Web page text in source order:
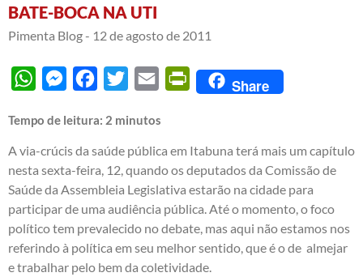
BATE-BOCA NA UTI
Pimenta Blog - 12 de agosto de 2011
WhatsAppMessengerFacebook
Twitter Email PrintFriendly
Share
Tempo de leitura: 2 minutos
A via-crúcis da saúde pública em Itabuna terá mais um capítulo
nesta sexta-feira, 12, quando os deputados da Comissão de
Saúde da Assembleia Legislativa estarão na cidade para
participar de uma audiência pública. Até o momento, o foco
político tem prevalecido no debate, mas aqui não estamos nos
referindo à política em seu melhor sentido, que é o de almejar
e trabalhar pelo bem da coletividade.